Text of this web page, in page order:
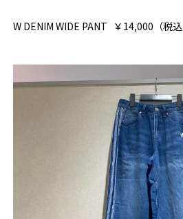
W DENIM WIDE PANT ￥14,000（税込